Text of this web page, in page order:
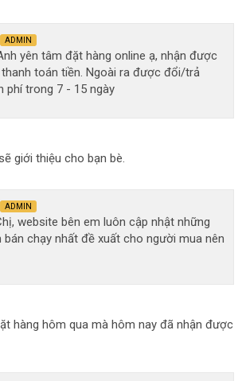
ADMIN
yên tâm đặt hàng online ạ, nhận được
toán tiền. Ngoài ra được đổi/trả
phí trong 7 - 15 ngày
giới thiệu cho bạn bè.
ADMIN
website bên em luôn cập nhật những
bán chạy nhất đề xuất cho người mua nên
hàng hôm qua mà hôm nay đã nhận được